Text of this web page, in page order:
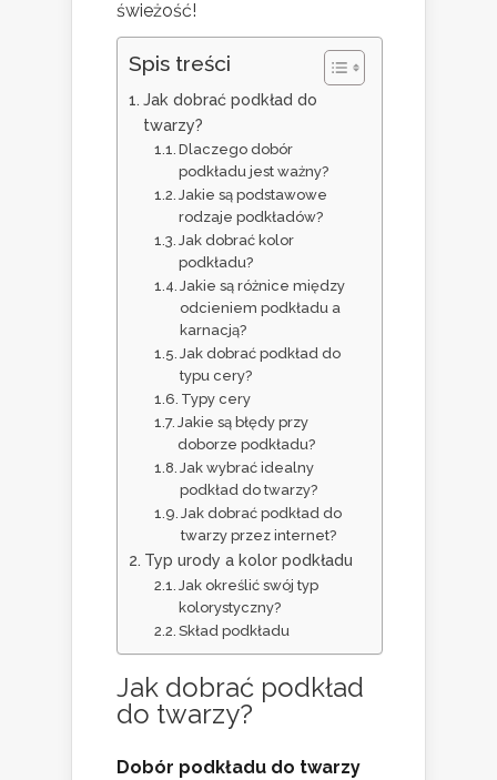
świeżość!
Spis treści
Jak dobrać podkład do
twarzy?
Dlaczego dobór
podkładu jest ważny?
Jakie są podstawowe
rodzaje podkładów?
Jak dobrać kolor
podkładu?
Jakie są różnice między
odcieniem podkładu a
karnacją?
Jak dobrać podkład do
typu cery?
Typy cery
Jakie są błędy przy
doborze podkładu?
Jak wybrać idealny
podkład do twarzy?
Jak dobrać podkład do
twarzy przez internet?
Typ urody a kolor podkładu
Jak określić swój typ
kolorystyczny?
Skład podkładu
Jak dobrać podkład
do twarzy?
Dobór podkładu do twarzy